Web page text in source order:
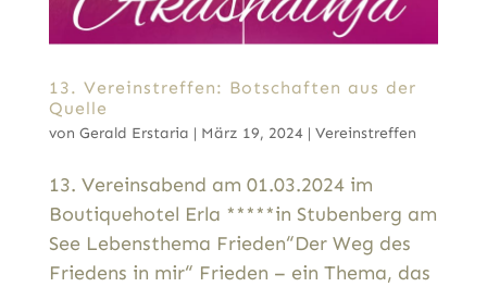
13. Vereinstreffen: Botschaften aus der
Quelle
von Gerald Erstaria | März 19, 2024| Vereinstreffen
13. Vereinsabend am 01.03.2024 im
Boutiquehotel Erla *****in Stubenberg am
See Lebensthema Frieden“Der Weg des
Friedens in mir“ Frieden – ein Thema, das